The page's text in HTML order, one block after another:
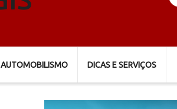
AUTOMOBILISMO DICAS E SERVIÇOS